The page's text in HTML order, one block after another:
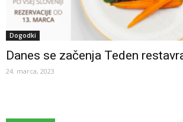
Dogodki
Danes se začenja Teden
24. marca, 2023